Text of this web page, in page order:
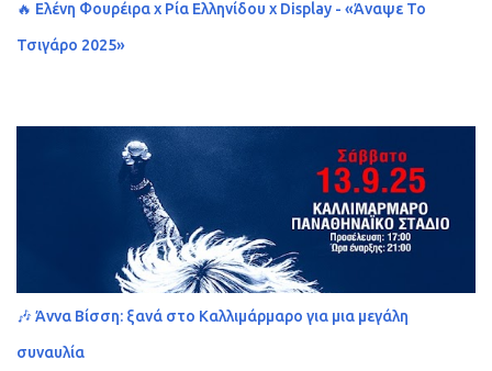
🔥 Ελένη Φουρέιρα x Ρία Ελληνίδου x Display - «Άναψε Το
Τσιγάρο 2025»
🎶 Άννα Βίσση: ξανά στο Καλλιμάρμαρο για μια μεγάλη
συναυλία